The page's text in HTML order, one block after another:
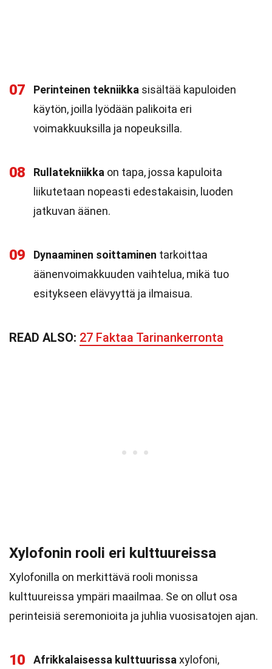
07 Perinteinen tekniikka sisältää kapuloiden
käytön, joilla lyödään palikoita eri
voimakkuuksilla ja nopeuksilla.
08 Rullatekniikka on tapa, jossa kapuloita
liikutetaan nopeasti edestakaisin, luoden
jatkuvan äänen.
09 Dynaaminen soittaminen tarkoittaa
äänenvoimakkuuden vaihtelua, mikä tuo
esitykseen elävyyttä ja ilmaisua.
READ ALSO: 27 Faktaa Tarinankerronta
Xylofonin rooli eri kulttuureissa
Xylofonilla on merkittävä rooli monissa
kulttuureissa ympäri maailmaa. Se on ollut osa
perinteisiä seremonioita ja juhlia vuosisatojen ajan.
10 Afrikkalaisessa kulttuurissa xylofoni,